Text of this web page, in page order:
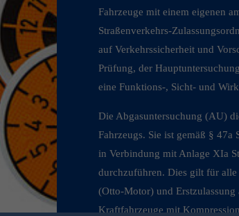
Fahrzeuge mit einem eigenen
Straßenverkehrs-
auf Verkehrssicherheit und
Prüfung, der
eine Funktions-, Sicht- und
Die Abgasuntersuchung (AU)
Fahrzeugs. Sie ist gemäß §
in Verbindung mit Anlage XIa
durchzuführen. Dies gilt für
(Otto-Motor) und
Kraftfahrzeuge mit